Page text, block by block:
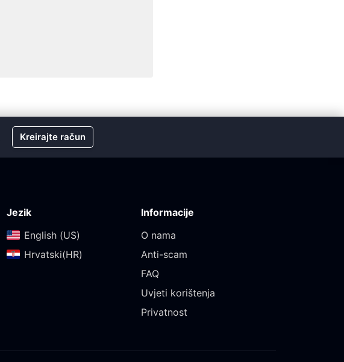
Kreirajte račun
Jezik
English (US)‎
Hrvatski(HR)‎
Informacije
O nama
Anti-scam
FAQ
Uvjeti korištenja
Privatnost